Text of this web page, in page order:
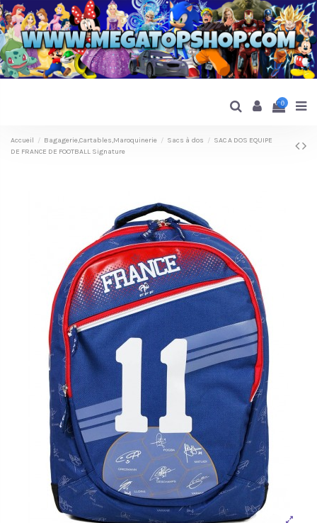
0
Accueil Bagagerie,Cartables,Maroquinerie Sacs à dos
SAC A DOS EQUIPE
DE FRANCE DE FOOTBALL Signature